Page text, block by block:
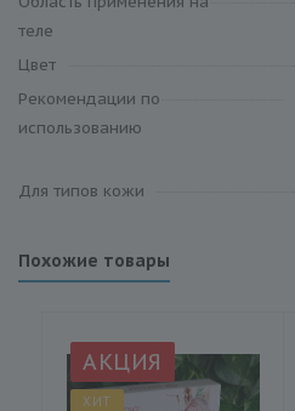
теле
Цвет
Рекомендации по
использованию
Для типов кожи
Похожие товары
АКЦИЯ
ХИТ